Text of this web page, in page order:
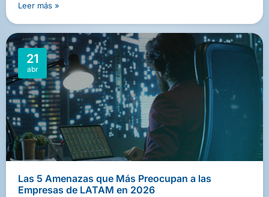
Leer más »
Las 5 Amenazas que Más Preocupan a las
Empresas de LATAM en 2026
21
abr